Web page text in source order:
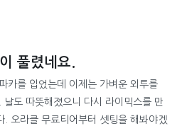
풀렸네요.
카를 입었는데 이제는 가벼운 외투를
날도 따뜻해졌으니 다시 라이믹스를 만
. 오라클 무료티어부터 셋팅을 해봐야겠